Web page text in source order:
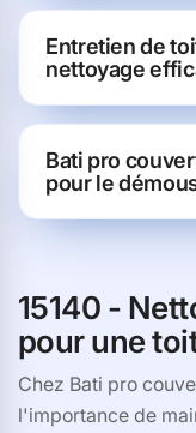
Entretien de
nettoyage
Bati pro
pour le
15140 -
pour une
Chez Bati pro
l'importance de